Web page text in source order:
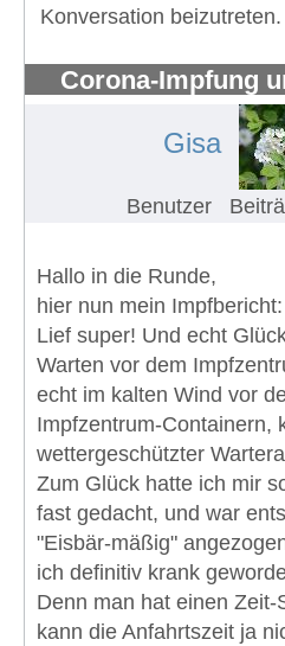
Konversation beizutreten.
Corona-Impfung
Gisa
Benutzer
Hallo in die Runde,
hier nun mein Impfbericht:
Lief super! Und echt
Warten vor dem
echt im kalten Wind vor
Impfzentrum-Containern,
wettergeschützter
Zum Glück hatte ich mir
fast gedacht, und war
"Eisbär-mäßig"
ich definitiv krank
Denn man hat einen Zeit-
kann die Anfahrtszeit ja